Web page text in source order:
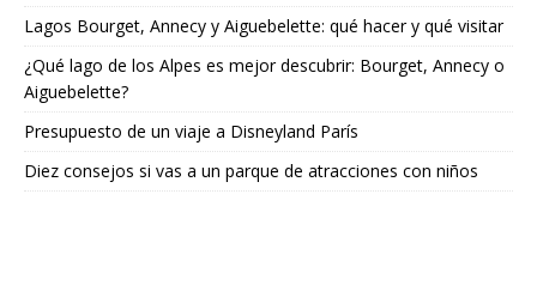
Lagos Bourget, Annecy y Aiguebelette: qué hacer y qué visitar
¿Qué lago de los Alpes es mejor descubrir: Bourget, Annecy o
Aiguebelette?
Presupuesto de un viaje a Disneyland París
Diez consejos si vas a un parque de atracciones con niños